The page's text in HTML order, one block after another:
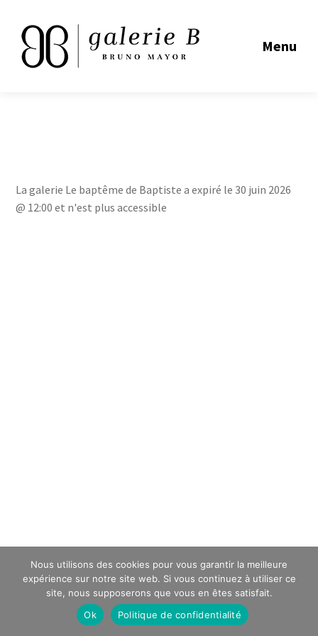
Menu
La galerie Le baptême de Baptiste a expiré le 30 juin 2026
@ 12:00 et n'est plus accessible
Nous utilisons des cookies pour vous garantir la meilleure
expérience sur notre site web. Si vous continuez à utiliser ce
site, nous supposerons que vous en êtes satisfait.
Ok
Politique de confidentialité